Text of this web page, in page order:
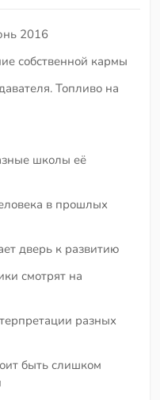
2016
собственной кармы
Топливо на
школы её
в прошлых
дверь к развитию
смотрят на
разных
быть слишком